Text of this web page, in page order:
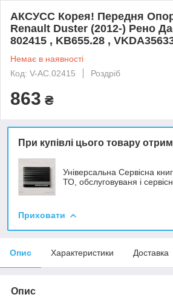
АКСУСС Корея! Передня
Renault Duster (2012-) Рено
802415 , KB655.28 ,
Немає в наявності
Код: V-AC.02415
Роздріб
863 ₴
При купівлі цього товару
Універсальна Сервісна
ТО, обслуговуваня і
Приховати
Опис Характеристики Доставка
Опис